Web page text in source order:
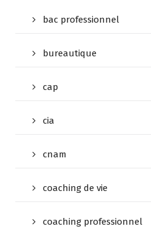
bac professionnel
bureautique
cap
cia
cnam
coaching de vie
coaching professionnel